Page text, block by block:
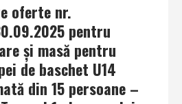
oferte nr.
pentru
şi masă pentru
de baschet U14
din 15 persoane –